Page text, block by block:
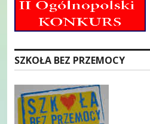
SZKOŁA BEZ PRZEMOCY